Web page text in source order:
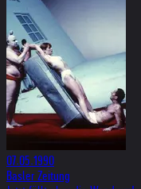
07.05.1990
Basler Zeitung